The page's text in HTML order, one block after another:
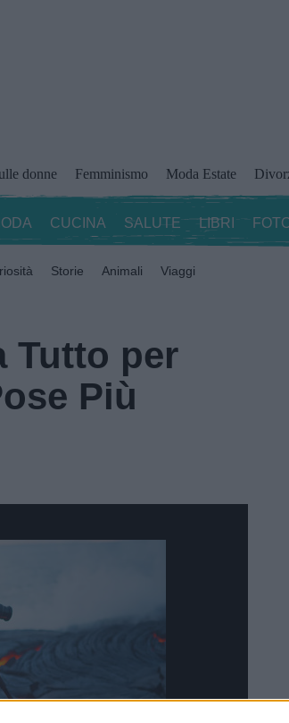
donne Femminismo Moda Estate
CUCINA SALUTE LIBRI
Storie Animali Viaggi
Tutto per
Più